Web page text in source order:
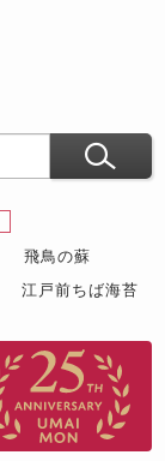
飛鳥の蘇
江戸前ちば海苔